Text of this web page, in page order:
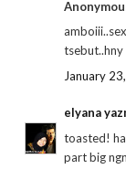
tsebut..hny
January
elyana
toasted!
part big